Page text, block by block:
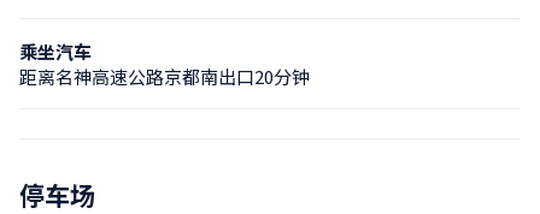
乘坐汽车
距离名神高速公路京都南出口20分钟
停车场